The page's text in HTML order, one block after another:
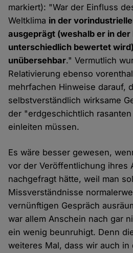
markiert): "War der Einfluss
Weltklima in der
ausgeprägt (weshalb er in der
unterschiedlich bewertet
unübersehbar." Vermutlich
Relativierung ebenso
mehrfachen Hinweise darauf,
selbstverständlich wirksame
der "erdgeschichtlich
einleiten müssen.
Es wäre besser gewesen,
vor der Veröffentlichung ihres
nachgefragt hätte, weil man
Missverständnisse
vernünftigen Gespräch
war allem Anschein nach gar
ein wenig beunruhigt. Denn
weiteres Mal, dass wir auch in